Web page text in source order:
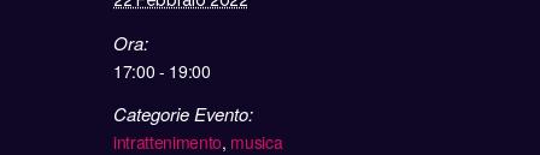
Ora:
17:00 - 19:00
Categorie Evento:
intrattenimento, musica